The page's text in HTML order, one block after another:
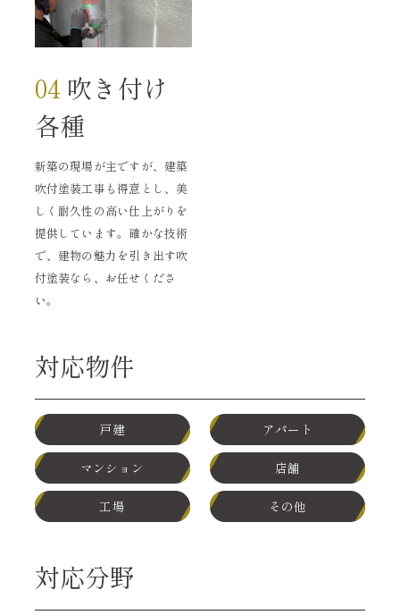
04 吹き付け
各種
新築の現場が主ですが、建築
吹付塗装工事も得意とし、美
しく耐久性の高い仕上がりを
提供しています。確かな技術
で、建物の魅力を引き出す吹
付塗装なら、お任せくださ
い。
対応物件
戸建 アパート
マンション 店舗
工場 その他
対応分野